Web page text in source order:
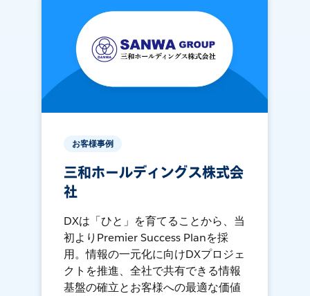
お客様事例
三和ホールディングス株式会
社
DXは「ひと」を育てることから、当
初よりPremier Success Planを採
用。情報の一元化に向けDXプロジェ
クトを推進、全社で共有できる情報
基盤の確立とお客様への最適な価値